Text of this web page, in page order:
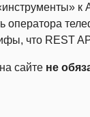
к
оператора
что REST
сайте не